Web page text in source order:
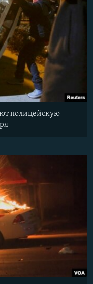
полицейскую